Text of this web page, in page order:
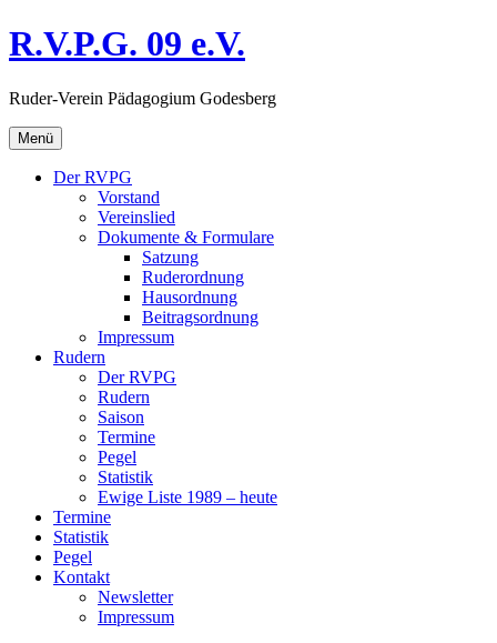
Direkt
zum
R.V.P.G. 09 e.V.
Ruder-Verein Pädagogium Godesberg
Menü
Der RVPG
Vorstand
Vereinslied
Dokumente & Formulare
Satzung
Ruderordnung
Hausordnung
Beitragsordnung
Impressum
Rudern
Der RVPG
Rudern
Saison
Termine
Pegel
Statistik
Ewige Liste 1989 – heute
Termine
Statistik
Pegel
Kontakt
Newsletter
Impressum